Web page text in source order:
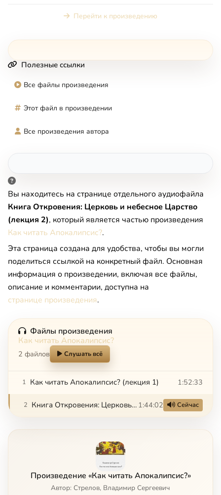
Перейти к произведению
Полезные ссылки
Все файлы произведения
Этот файл в произведении
Все произведения автора
Вы находитесь на странице отдельного аудиофайла
Книга Откровения: Церковь и небесное Царство
(лекция 2), который является частью произведения
Как читать Апокалипсис?.
Эта страница создана для удобства, чтобы вы могли
поделиться ссылкой на конкретный файл. Основная
информация о произведении, включая все файлы,
описание и комментарии, доступна на
странице произведения.
Файлы произведения
Как читать Апокалипсис?
2 файлов Слушать всё
1 Как читать Апокалипсис? (лекция 1) 1:52:33
2 Книга Откровения: Церковь и небесное Царство (лекция 2) 1:44:02 Сейчас
Произведение «Как читать Апокалипсис?»
Автор: Стрелов, Владимир Сергеевич